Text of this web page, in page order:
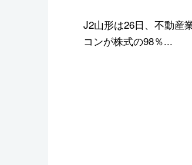
J2山形は26日、不動産
コンが株式の98％...